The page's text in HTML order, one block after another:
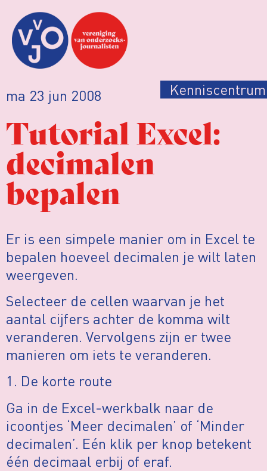
ma 23 jun 2008 Kenniscentrum
Tutorial Excel:
decimalen
bepalen
Er is een simpele manier om in Excel te
bepalen hoeveel decimalen je wilt laten
weergeven.
Selecteer de cellen waarvan je het
aantal cijfers achter de komma wilt
veranderen. Vervolgens zijn er twee
manieren om iets te veranderen.
1. De korte route
Ga in de Excel-werkbalk naar de
icoontjes ‘Meer decimalen’ of ‘Minder
decimalen’. Eén klik per knop betekent
één decimaal erbij of eraf.